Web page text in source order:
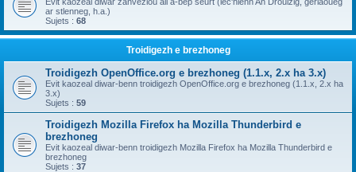
ar stlenneg, h.a.)
Sujets : 68
Troidigezh e brezhoneg
Troidigezh OpenOffice.org e brezhoneg (1.1.x, 2.x ha 3.x)
Evit kaozeal diwar-benn troidigezh OpenOffice.org e brezhoneg (1.1.x, 2.x ha
3.x)
Sujets : 59
Troidigezh Mozilla Firefox ha Mozilla Thunderbird e
brezhoneg
Evit kaozeal diwar-benn troidigezh Mozilla Firefox ha Mozilla Thunderbird e
brezhoneg
Sujets : 37